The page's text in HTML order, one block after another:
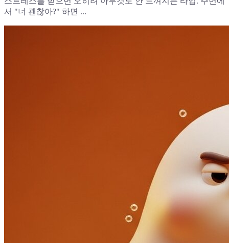
서 "너 괜찮아?" 하면 ...